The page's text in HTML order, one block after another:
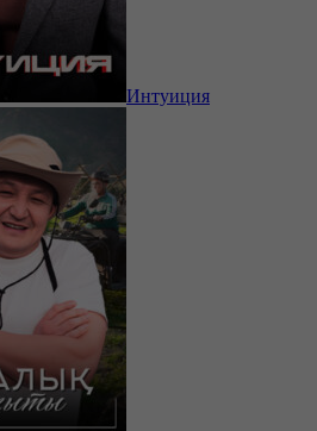
Интуиция